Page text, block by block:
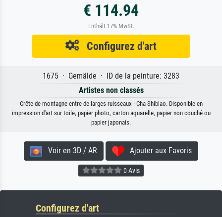
€ 114.94
Enthält 17% MwSt.
Configurez d'art
1675 · Gemälde · ID de la peinture: 3283
Artistes non classés
Crête de montagne entre de larges ruisseaux · Cha Shibiao. Disponible en
impression d'art sur toile, papier photo, carton aquarelle, papier non couché ou
papier japonais.
Voir en 3D / AR Ajouter aux Favoris
0 Avis
Configurez d'art